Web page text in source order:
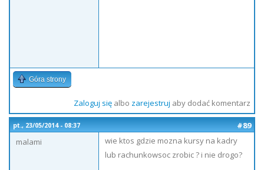
Góra strony
Zaloguj sięalbo zarejestruj aby dodać komentarz
pt., 23/05/2014 - 08:37
#89
malami
wie ktos gdzie mozna kursy na kadry
lub rachunkowsoc zrobic ? i nie drogo?